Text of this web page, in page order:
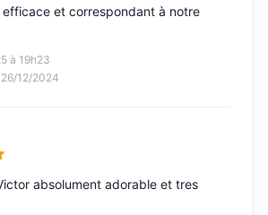
à 19h23
12/2024
et correspondant à notre
5
absolument adorable et tres